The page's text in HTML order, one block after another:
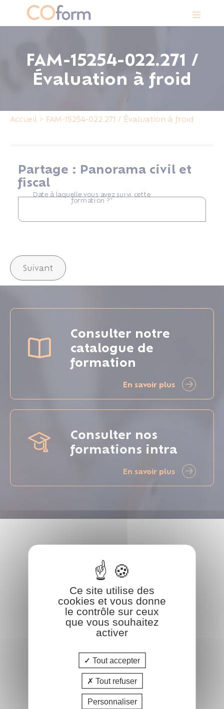
FAM-15254-022.271 /
Évaluation à froid
Accueil > FAM-15254-022.271 / Évaluation à froid
Partage : Panorama civil et
fiscal
Date à laquelle vous avez suivi cette
formation ?*
Suivant
Consulter notre
catalogue de
formation
En savoir plus
Consulter nos
formations intra
En savoir plus
COform
47 rue de Leinster
44240 LA CHAPELLE-SUR-ERDRE
Panneau de gestion des cookies
Ce site utilise des
cookies et vous donne
le contrôle sur ceux
que vous souhaitez
activer
Tout accepter
Tout refuser
Personnaliser